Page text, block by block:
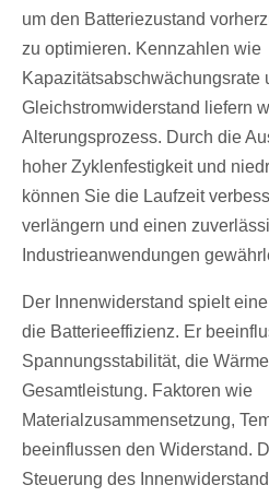
um den Batteriezustand
zu optimieren. Kennzahlen wie
Kapazitätsabschwächungsrate
Gleichstromwiderstand liefern
Alterungsprozess. Durch die
hoher Zyklenfestigkeit und
können Sie die Laufzeit
verlängern und einen
Industrieanwendungen
Der Innenwiderstand spielt
die Batterieeffizienz. Er
Spannungsstabilität, die
Gesamtleistung. Faktoren wie
Materialzusammensetzung,
beeinflussen den Widerstand.
Steuerung des